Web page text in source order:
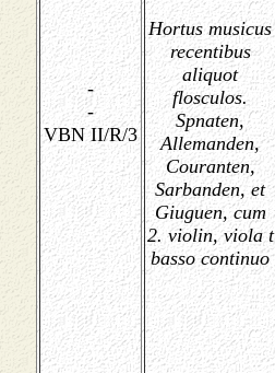
-
-
VBN II/R/3
Hortus musicus
recentibus
aliquot
flosculos.
Spnaten,
Allemanden,
Couranten,
Sarbanden, et
Giuguen, cum
2. violin, viola t
basso continuo